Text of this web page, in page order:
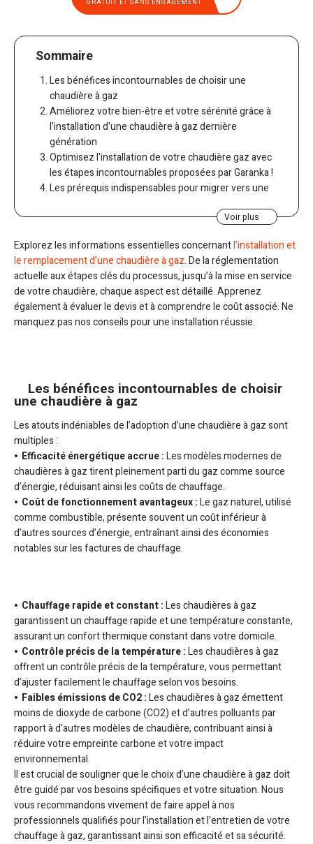
GRATUIT ET SANS ENGAGEMENT
Sommaire
Les bénéfices incontournables de choisir une
chaudière à gaz
Améliorez votre bien-être et votre sérénité grâce à
l'installation d'une chaudière à gaz dernière
génération
Optimisez l'installation de votre chaudière gaz avec
les étapes incontournables proposées par Garanka !
Les prérequis indispensables pour migrer vers une
Comment gérer les conduits d'évacuation de fumée
Professionnels certifiés pour l'installation de
chaudières à gaz : Qui prend en charge l'installation
de ma chaudière ?
Combien coûte une chaudière à gaz chez Garanka ?
Y a-t-il des aides financières pour l'installation d'une
chaudière à gaz ?
Voir plus
Explorez les informations essentielles concernantl’installation et
le remplacement d’une chaudière à gaz. De la réglementation
actuelle aux étapes clés du processus, jusqu’à la mise en service
de votre chaudière, chaque aspect est détaillé. Apprenez
également à évaluer le devis et à comprendre le coût associé. Ne
manquez pas nos conseils pour une installation réussie.
Les bénéfices incontournables de choisir
une chaudière à gaz
Les atouts indéniables de l’adoption d’une chaudière à gaz sont
multiples :
Efficacité énergétique accrue :Les modèles modernes de
chaudières à gaz tirent pleinement parti du gaz comme source
d’énergie, réduisant ainsi les coûts de chauffage.
Coût de fonctionnement avantageux :Le gaz naturel, utilisé
comme combustible, présente souvent un coût inférieur à
d’autres sources d’énergie, entraînant ainsi des économies
notables sur les factures de chauffage.
Chauffage rapide et constant :Les chaudières à gaz
garantissent un chauffage rapide et une température constante,
assurant un confort thermique constant dans votre domicile.
Contrôle précis de la température :Les chaudières à gaz
offrent un contrôle précis de la température, vous permettant
d’ajuster facilement le chauffage selon vos besoins.
Faibles émissions de CO2 :Les chaudières à gaz émettent
moins de dioxyde de carbone (CO2) et d’autres polluants par
rapport à d’autres modèles de chaudière, contribuant ainsi à
réduire votre empreinte carbone et votre impact
environnemental.
Il est crucial de souligner que le choix d’une chaudière à gaz doit
être guidé par vos besoins spécifiques et votre situation. Nous
vous recommandons vivement de faire appel à nos
professionnels qualifiés pour l’installation et l’entretien de votre
chauffage à gaz, garantissant ainsi son efficacité et sa sécurité.